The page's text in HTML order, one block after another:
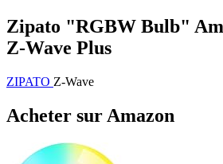
Zipato "RGBW Bulb"
Z-Wave Plus
ZIPATO Z-Wave
Acheter sur Amazon